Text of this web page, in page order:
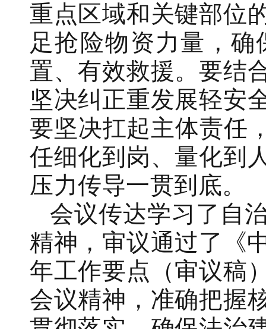
重点区域和关键部位
足抢险物资力量，
置、有效救援。要结
坚决纠正重发展轻安
要坚决扛起主体责任
任细化到岗、量化到
压力传导一贯到底。
会议传达学习了自
精神，审议通过了《
年工作要点（审议稿
会议精神，准确把握